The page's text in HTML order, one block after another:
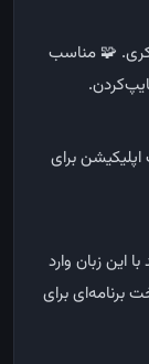
🧩 مناسب
برای
این زبان وارد
برنامه‌ای برای